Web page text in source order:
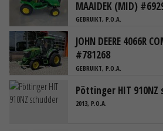
MAAIDEK (MID)
GEBRUIKT, P.O.A.
JOHN DEERE 4066R
#781268
GEBRUIKT, P.O.A.
Pöttinger HIT 910NZ
2013, P.O.A.